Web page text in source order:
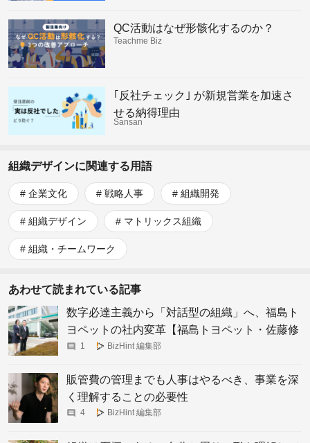
QC活動はなぜ形骸化するのか？
Teachme Biz
｢反社チェック｣ が新規営業を加速さ
せる納得理由
Sansan
組織デザインに関連する用語
企業文化 戦略人事 組織開発
組織デザイン マトリックス組織
組織・チームワーク
あわせて読まれている記事
数字必達主義から「対話型の組織」へ、福島ト
ヨペットの社内変革【福島トヨペット・佐藤修
朗社長/佐藤藍子副社長】
1 BizHint 編集部
販管費の管理までも人事はやるべき、事業を深
く理解することの必要性
4 BizHint 編集部